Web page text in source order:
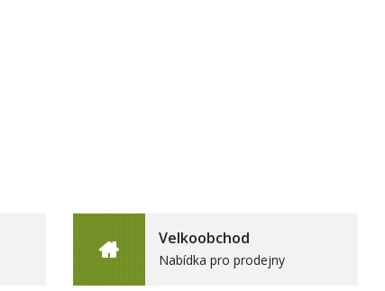
Velkoobchod
Nabídka pro prodejny